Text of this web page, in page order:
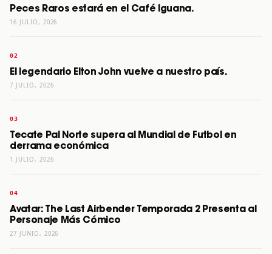
Peces Raros estará en el Café Iguana.
16 JULIO, 2026
El legendario Elton John vuelve a nuestro país.
7 JULIO, 2026
Tecate Pal Norte supera al Mundial de Futbol en
derrama económica
1 JULIO, 2026
Avatar: The Last Airbender Temporada 2 Presenta al
Personaje Más Cómico
27 JUNIO, 2026